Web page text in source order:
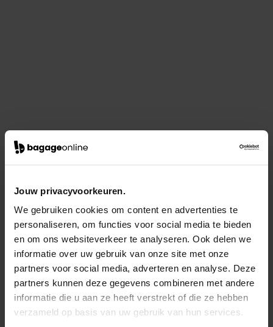
Jouw privacyvoorkeuren.
We gebruiken cookies om content en advertenties te
personaliseren, om functies voor social media te bieden
en om ons websiteverkeer te analyseren. Ook delen we
informatie over uw gebruik van onze site met onze
partners voor social media, adverteren en analyse. Deze
partners kunnen deze gegevens combineren met andere
informatie die u aan ze heeft verstrekt of die ze hebben
verzameld op basis van uw gebruik van hun services.